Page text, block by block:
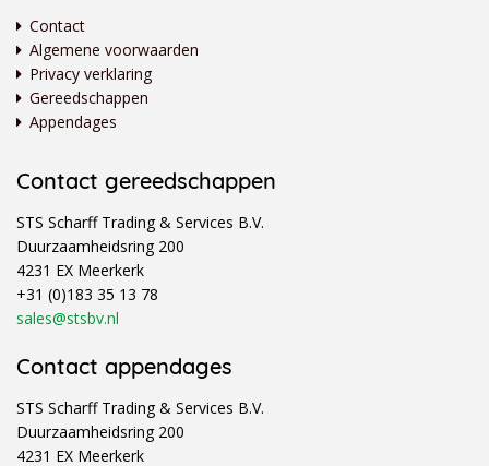
Contact
Algemene voorwaarden
Privacy verklaring
Gereedschappen
Appendages
Contact gereedschappen
STS Scharff Trading & Services B.V.
Duurzaamheidsring 200
4231 EX Meerkerk
+31 (0)183 35 13 78
sales@stsbv.nl
Contact appendages
STS Scharff Trading & Services B.V.
Duurzaamheidsring 200
4231 EX Meerkerk